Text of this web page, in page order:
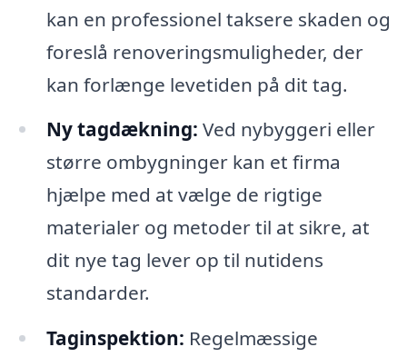
kan en professionel taksere skaden og
foreslå renoveringsmuligheder, der
kan forlænge levetiden på dit tag.
Ny tagdækning: Ved nybyggeri eller
større ombygninger kan et firma
hjælpe med at vælge de rigtige
materialer og metoder til at sikre, at
dit nye tag lever op til nutidens
standarder.
Taginspektion: Regelmæssige